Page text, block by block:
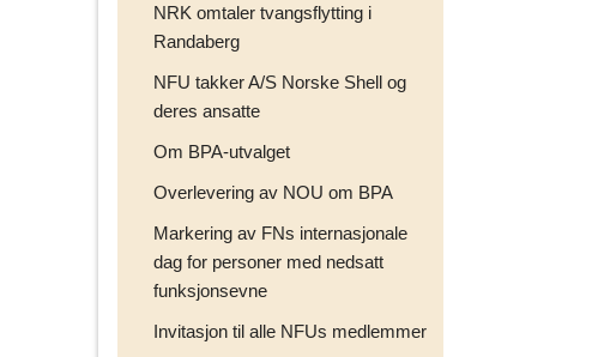
NRK omtaler tvangsflytting i
Randaberg
NFU takker A/S Norske Shell og
deres ansatte
Om BPA-utvalget
Overlevering av NOU om BPA
Markering av FNs internasjonale
dag for personer med nedsatt
funksjonsevne
Invitasjon til alle NFUs medlemmer